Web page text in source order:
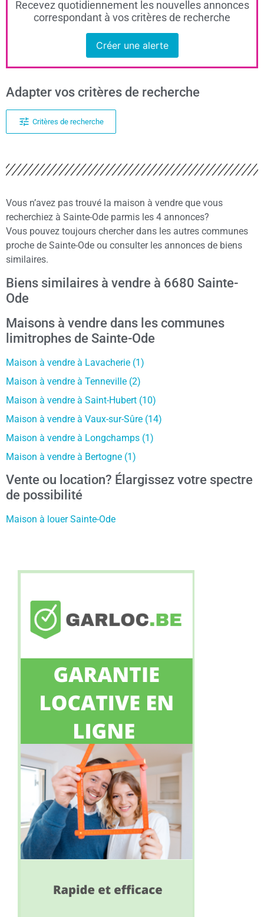
Recevez quotidiennement les nouvelles annonces
correspondant à vos critères de recherche
Créer une alerte
Adapter vos critères de recherche
Critères de recherche
Vous n’avez pas trouvé la maison à vendre que vous
recherchiez à Sainte-Ode parmis les 4 annonces?
Vous pouvez toujours chercher dans les autres communes
proche de Sainte-Ode ou consulter les annonces de biens
similaires.
Biens similaires à vendre à 6680 Sainte-
Ode
Maisons à vendre dans les communes
limitrophes de Sainte-Ode
Maison à vendre à Lavacherie (1)
Maison à vendre à Tenneville (2)
Maison à vendre à Saint-Hubert (10)
Maison à vendre à Vaux-sur-Sûre (14)
Maison à vendre à Longchamps (1)
Maison à vendre à Bertogne (1)
Vente ou location? Élargissez votre spectre
de possibilité
Maison à louer Sainte-Ode